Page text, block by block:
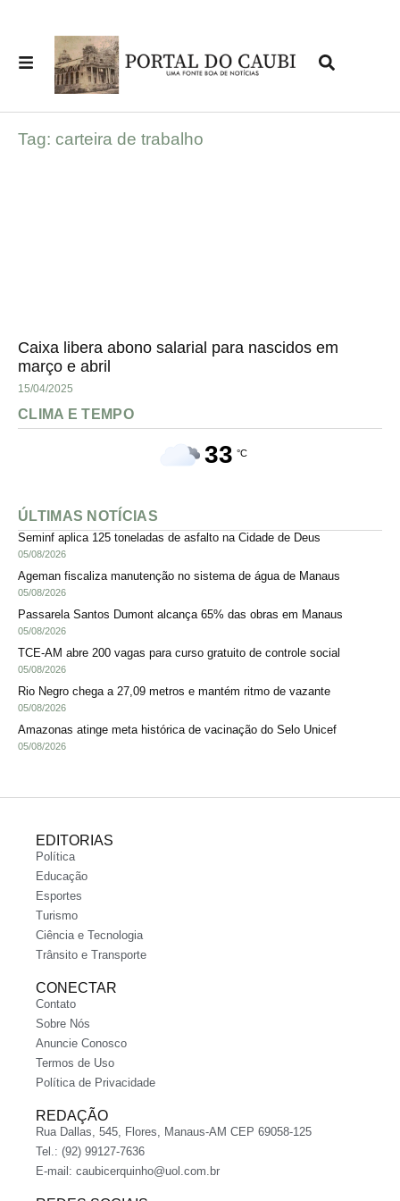
Tag: carteira de trabalho
Caixa libera abono salarial para nascidos em
março e abril
15/04/2025
CLIMA E TEMPO
33 °C
ÚLTIMAS NOTÍCIAS
Seminf aplica 125 toneladas de asfalto na Cidade de Deus
05/08/2026
Ageman fiscaliza manutenção no sistema de água de Manaus
05/08/2026
Passarela Santos Dumont alcança 65% das obras em Manaus
05/08/2026
TCE-AM abre 200 vagas para curso gratuito de controle social
05/08/2026
Rio Negro chega a 27,09 metros e mantém ritmo de vazante
05/08/2026
Amazonas atinge meta histórica de vacinação do Selo Unicef
05/08/2026
EDITORIAS
Política
Educação
Esportes
Turismo
Ciência e Tecnologia
Trânsito e Transporte
CONECTAR
Contato
Sobre Nós
Anuncie Conosco
Termos de Uso
Política de Privacidade
REDAÇÃO
Rua Dallas, 545, Flores, Manaus-AM CEP 69058-125
Tel.: (92) 99127-7636
E-mail: caubicerquinho@uol.com.br